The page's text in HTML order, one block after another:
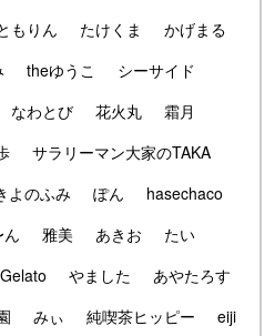
もりん たけくま
かげまる
theゆうこ
シーサイド
なわとび 花火丸
霜月
サラリーマン大家のTAKA
よのふみ ぽん
hasechaco
雅美 あきお
たい
Gelato やました
あやたろす
みぃ 純喫茶ヒッピー
eiji